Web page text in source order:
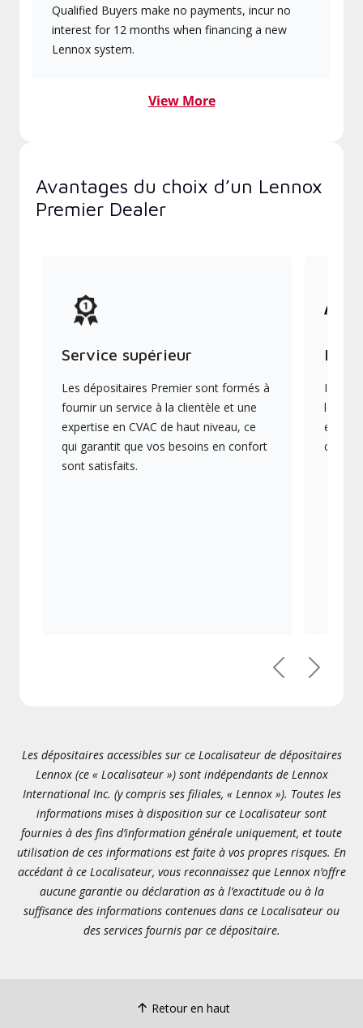
Qualified Buyers make no payments, incur no
interest for 12 months when financing a new
Lennox system.
View More
Avantages du choix d’un Lennox
Premier Dealer
Service supérieur
Les dépositaires Premier sont formés à
fournir un service à la clientèle et une
expertise en CVAC de haut niveau, ce
qui garantit que vos besoins en confort
sont satisfaits.
Ils
les
en
PrécédentSuivant
Les dépositaires accessibles sur ce Localisateur de dépositaires
Lennox (ce « Localisateur ») sont indépendants de Lennox
International Inc. (y compris ses filiales, « Lennox »). Toutes les
informations mises à disposition sur ce Localisateur sont
fournies à des fins d’information générale uniquement, et toute
utilisation de ces informations est faite à vos propres risques. En
accédant à ce Localisateur, vous reconnaissez que Lennox n’offre
aucune garantie ou déclaration as à l’exactitude ou à la
suffisance des informations contenues dans ce Localisateur ou
des services fournis par ce dépositaire.
Retour en haut